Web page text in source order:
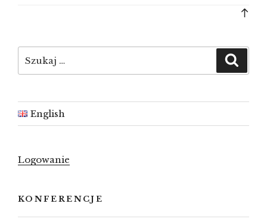
English
Logowanie
KONFERENCJE